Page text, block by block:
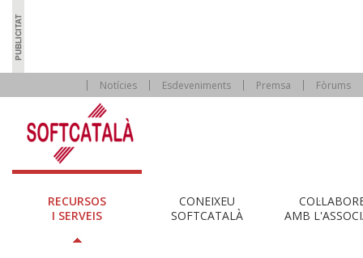
Notícies Esdeveniments Premsa Fòrums
RECURSOS
I SERVEIS
CONEIXEU
SOFTCATALÀ
AMB